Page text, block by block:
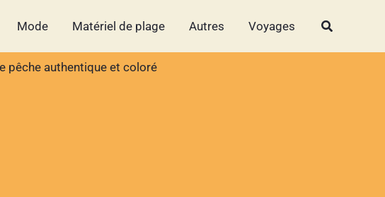
Mode Matériel de plage Autres Voyages Rechercher
pêche authentique et coloré